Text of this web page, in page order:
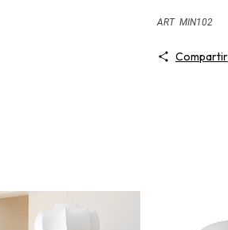
ART MIN102
Compartir